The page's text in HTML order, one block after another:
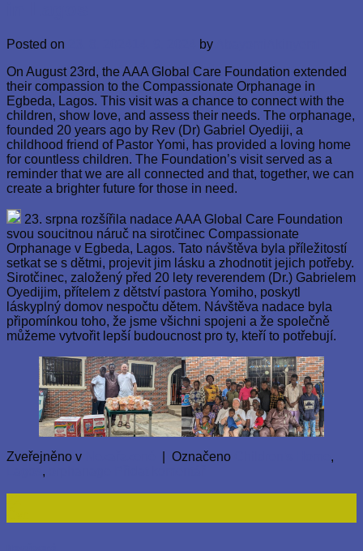
Posted on by
On August 23rd, the AAA Global Care Foundation extended
their compassion to the Compassionate Orphanage in
Egbeda, Lagos. This visit was a chance to connect with the
children, show love, and assess their needs. The orphanage,
founded 20 years ago by Rev (Dr) Gabriel Oyediji, a
childhood friend of Pastor Yomi, has provided a loving home
for countless children. The Foundation’s visit served as a
reminder that we are all connected and that, together, we can
create a brighter future for those in need.
23. srpna rozšířila nadace AAA Global Care Foundation
svou soucitnou náruč na sirotčinec Compassionate
Orphanage v Egbeda, Lagos. Tato návštěva byla příležitostí
setkat se s dětmi, projevit jim lásku a zhodnotit jejich potřeby.
Sirotčinec, založený před 20 lety reverendem (Dr.) Gabrielem
Oyedijim, přítelem z dětství pastora Yomiho, poskytl
láskyplný domov nespočtu dětem. Návštěva nadace byla
připomínkou toho, že jsme všichni spojeni a že společně
můžeme vytvořit lepší budoucnost pro ty, kteří to potřebují.
Zveřejněno v Označeno
,
,